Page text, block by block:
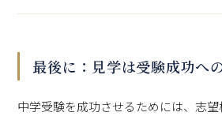
最後に：見学は受験成功へ
中学受験を成功させるためには、志